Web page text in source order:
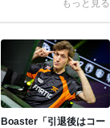
もっと見る
Boaster「引退後はコー